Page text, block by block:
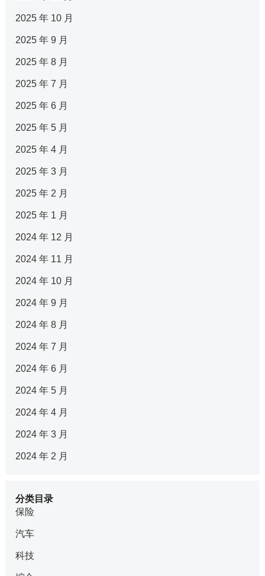
2025 年 10 月
2025 年 9 月
2025 年 8 月
2025 年 7 月
2025 年 6 月
2025 年 5 月
2025 年 4 月
2025 年 3 月
2025 年 2 月
2025 年 1 月
2024 年 12 月
2024 年 11 月
2024 年 10 月
2024 年 9 月
2024 年 8 月
2024 年 7 月
2024 年 6 月
2024 年 5 月
2024 年 4 月
2024 年 3 月
2024 年 2 月
分类目录
保险
汽车
科技